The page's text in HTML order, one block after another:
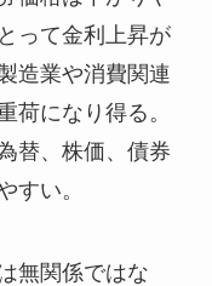
って金利上昇が
造業や消費関連
荷になり得る。
替、株価、債券
すい。
無関係ではな